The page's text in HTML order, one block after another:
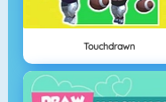
Touchdrawn